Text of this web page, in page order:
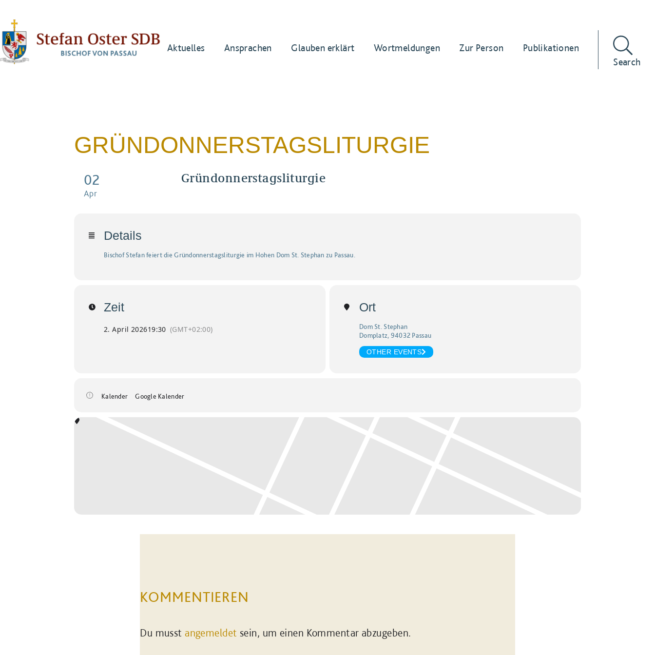
Aktuelles Ansprachen Glauben erklärt Wortmeldungen Zur Person
Publikationen
Search
GRÜNDONNERSTAGSLITURGIE
02
Apr
Gründonnerstagsliturgie
Details
Bischof Stefan feiert die Gründonnerstagsliturgie im Hohen Dom St. Stephan zu Passau.
Zeit
2. April 202619:30 (GMT+02:00)
Ort
Dom St. Stephan
Domplatz, 94032 Passau
OTHER EVENTS
Kalender Google Kalender
KOMMENTIEREN
Du musstangemeldet sein, um einen Kommentar abzugeben.